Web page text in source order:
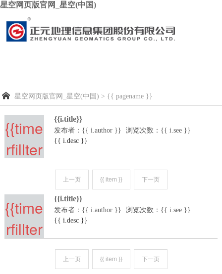
星空网页版官网_星空(中国)
 星空网页版官网_星空(中国) > {{ pagename }}
{{time
rfillter
ateti
me,'D
')}}
{{i.title}}
发布者：{{ i.author }}
浏览次数：{{ i.see }}
{{ i.desc }}
上一页 {{ item }} 下一页
{{time
rfillter
{{i.title}}
发布者：{{ i.author }}
浏览次数：{{ i.see }}
{{ i.desc }}
上一页 {{ item }} 下一页